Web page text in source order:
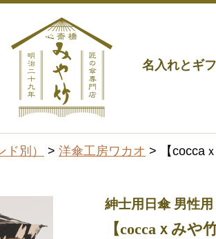
名入れとギ
別） > 洋傘工房ワカオ > 【cocca
紳士用日傘 男性
【coccaｘみや